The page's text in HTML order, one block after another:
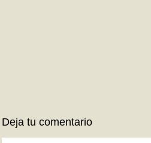
Deja tu comentario